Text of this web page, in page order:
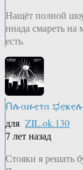
Нащёт полной
ннада смареть на
есть.
Ոሉαዙҿτα
для ZIL.ok.130
7 лет назад
Стояки я решать